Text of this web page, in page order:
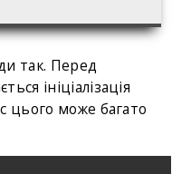
так. Перед
ініціалізація
цього може багато